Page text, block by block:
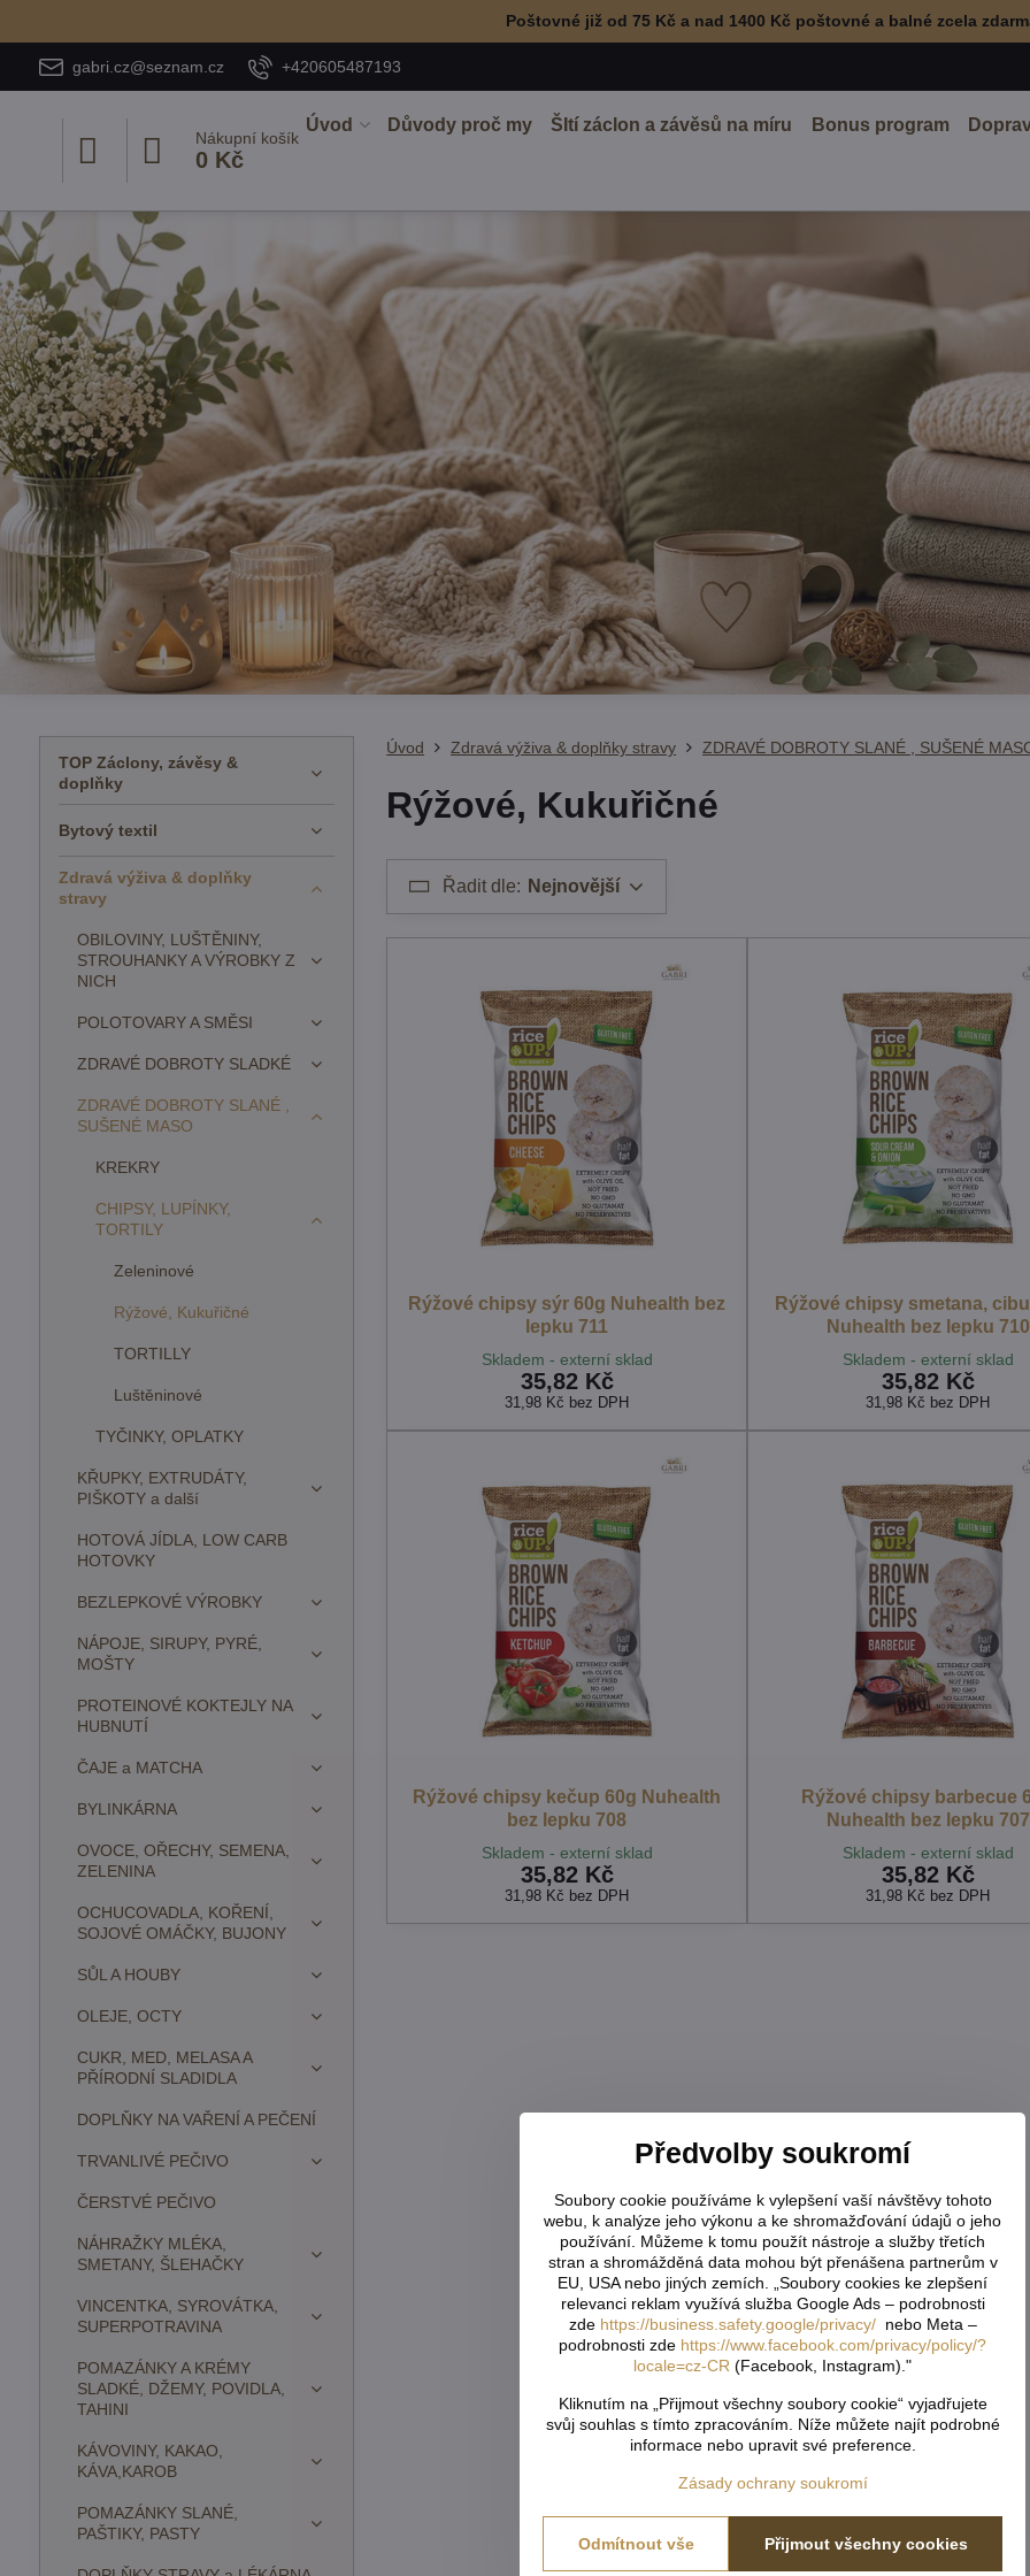
Poštovné již od 75 Kč a nad 1400 Kč poštovné a balné zcela
gabri.cz@seznam.cz +420605487193
Nákupní košík
0 Kč
Úvod Důvody proč my ŠItí záclon a závěsů na míru Bonus program
Úvod Zdravá výživa & doplňky stravy ZDRAVÉ DOBROTY SLANÉ , SUŠENÉ
Rýžové, Kukuřičné
Řadit dle: Nejnovější
Rýžové chipsy sýr 60g Nuhealth bez
lepku 711
Skladem - externí sklad
35,82 Kč
31,98 Kč bez DPH
Rýžové chipsy smetana,
Nuhealth bez lepku 710
Skladem - externí sklad
35,82 Kč
31,98 Kč bez DPH
Rýžové chipsy kečup 60g Nuhealth
bez lepku 708
Skladem - externí sklad
35,82 Kč
31,98 Kč bez DPH
Rýžové chipsy barbecue
Nuhealth bez lepku 707
Skladem - externí sklad
35,82 Kč
31,98 Kč bez DPH
TOP Záclony, závěsy &
doplňky
Bytový textil
Zdravá výživa & doplňky
stravy
OBILOVINY, LUŠTĚNINY,
STROUHANKY A VÝROBKY Z
NICH
POLOTOVARY A SMĚSI
ZDRAVÉ DOBROTY SLADKÉ
ZDRAVÉ DOBROTY SLANÉ ,
SUŠENÉ MASO
KREKRY
CHIPSY, LUPÍNKY,
TORTILY
Zeleninové
Rýžové, Kukuřičné
TORTILLY
Luštěninové
TYČINKY, OPLATKY
KŘUPKY, EXTRUDÁTY,
PIŠKOTY a další
HOTOVÁ JÍDLA, LOW CARB
HOTOVKY
BEZLEPKOVÉ VÝROBKY
NÁPOJE, SIRUPY, PYRÉ,
MOŠTY
PROTEINOVÉ KOKTEJLY NA
HUBNUTÍ
ČAJE a MATCHA
BYLINKÁRNA
OVOCE, OŘECHY, SEMENA,
ZELENINA
OCHUCOVADLA, KOŘENÍ,
SOJOVÉ OMÁČKY, BUJONY
SŮL A HOUBY
OLEJE, OCTY
CUKR, MED, MELASA A
PŘÍRODNÍ SLADIDLA
DOPLŇKY NA VAŘENÍ A PEČENÍ
TRVANLIVÉ PEČIVO
ČERSTVÉ PEČIVO
NÁHRAŽKY MLÉKA,
SMETANY, ŠLEHAČKY
VINCENTKA, SYROVÁTKA,
SUPERPOTRAVINA
POMAZÁNKY A KRÉMY
SLADKÉ, DŽEMY, POVIDLA,
TAHINI
KÁVOVINY, KAKAO,
KÁVA,KAROB
POMAZÁNKY SLANÉ,
PAŠTIKY, PASTY
Předvolby soukromí
Soubory cookie používáme k vylepšení vaší návštěvy tohoto
webu, k analýze jeho výkonu a ke shromažďování údajů o jeho
používání. Můžeme k tomu použít nástroje a služby třetích
stran a shromážděná data mohou být přenášena partnerům v
EU, USA nebo jiných zemích. „Soubory cookies ke zlepšení
relevanci reklam využívá služba Google Ads – podrobnosti
zde https://business.safety.google/privacy/nebo Meta –
podrobnosti zde https://www.facebook.com/privacy/policy/?
locale=cz-CR (Facebook, Instagram)."
Kliknutím na „Přijmout všechny soubory cookie“ vyjadřujete
svůj souhlas s tímto zpracováním. Níže můžete najít podrobné
informace nebo upravit své preference.
Zásady ochrany soukromí
Přijmout všechny cookies
Odmítnout vše